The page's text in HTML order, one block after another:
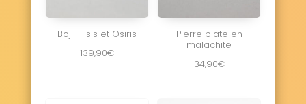
Boji – Isis et Osiris
139,90€
Pierre plate en
malachite
34,90€